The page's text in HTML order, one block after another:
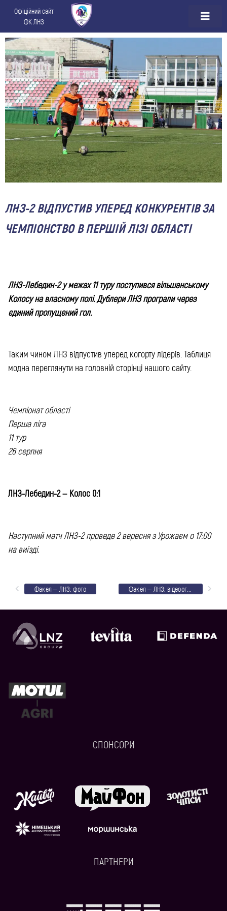
Офіційний сайт
ФК ЛНЗ
ЛНЗ-2 ВІДПУСТИВ УПЕРЕД КОНКУРЕНТІВ ЗА
ЧЕМПІОНСТВО В ПЕРШІЙ ЛІЗІ ОБЛАСТІ
ЛНЗ-Лебедин-2 у межах 11 туру поступився вільшанському
Колосу на власному полі. Дублери ЛНЗ програли через
єдиний пропущений гол.
Таким чином ЛНЗ відпустив уперед когорту лідерів. Таблиця
модна переглянути на головній сторінці нашого сайту.
Чемпіонат області
Перша ліга
11 тур
26 серпня
ЛНЗ-Лебедин-2 – Колос 0:1
Наступний матч ЛНЗ-2 проведе 2 вересня з Урожаєм о 17:00
на виїзді.
Факел – ЛНЗ: фото
СПОНСОРИ
ПАРТНЕРИ